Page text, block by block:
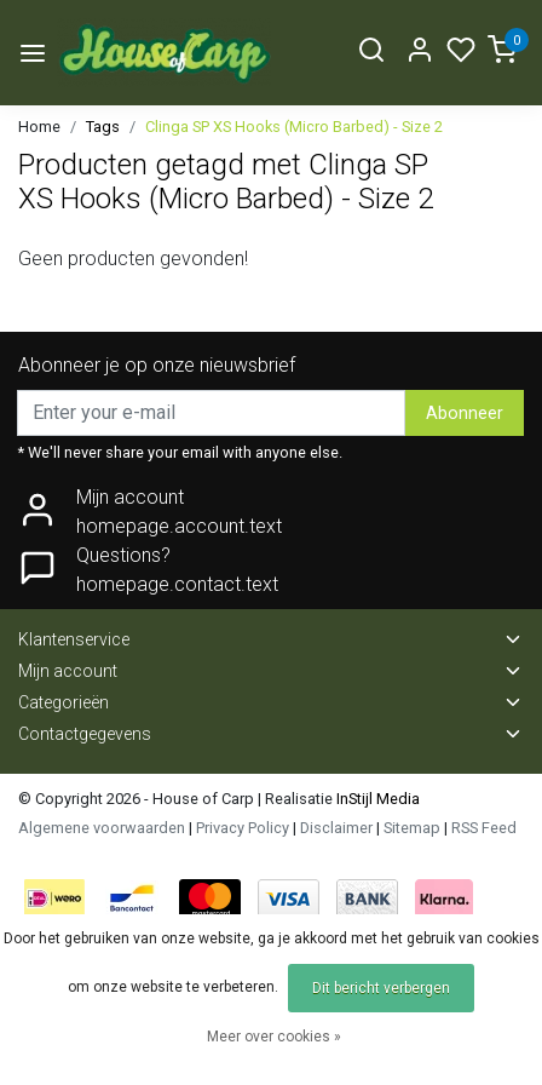
0
Home Tags Clinga SP XS Hooks (Micro Barbed) - Size 2
Producten getagd met Clinga SP
XS Hooks (Micro Barbed) - Size 2
Geen producten gevonden!
Abonneer je op onze nieuwsbrief
Abonneer
* We'll never share your email with anyone else.
Mijn account
homepage.account.text
Questions?
homepage.contact.text
Klantenservice
Mijn account
Categorieën
Contactgegevens
© Copyright 2026 - House of Carp | Realisatie InStijl Media
Algemene voorwaarden | Privacy Policy | Disclaimer | Sitemap | RSS Feed
Door het gebruiken van onze website, ga je akkoord met het gebruik van cookies
om onze website te verbeteren. Dit bericht verbergen
Meer over cookies »